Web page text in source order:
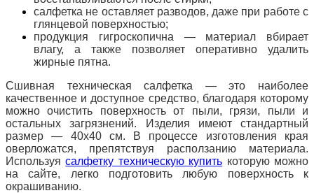
салфетка не оставляет разводов, даже при работе с
глянцевой поверхностью;
продукция гигроскопична — материал вбирает
влагу, а также позволяет оперативно удалить
жирные пятна.
Сшивная техническая салфетка — это наиболее
качественное и доступное средство, благодаря которому
можно очистить поверхность от пыли, грязи, пыли и
остальных загрязнений. Изделия имеют стандартный
размер — 40х40 см. В процессе изготовления края
оверложатся, препятствуя расползанию материала.
Используясалфетку техническую купить которую можно
на сайте, легко подготовить любую поверхность к
окрашиванию.